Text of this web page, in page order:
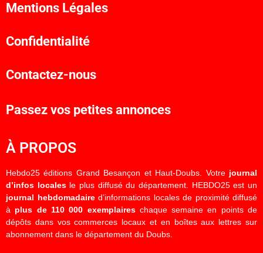
Mentions Légales
Confidentialité
Contactez-nous
Passez vos petites annonces
À PROPOS
Hebdo25 éditions Grand Besançon et Haut-Doubs. Votre journal
d’infos localesle plus diffusé du département. HEBDO25 est un
journal hebdomadaired’informations locales de proximité diffusé
à plus de 110 000 exemplaireschaque semaine en points de
dépôts dans vos commerces locaux et en boîtes aux lettres sur
abonnement dans le département du Doubs.